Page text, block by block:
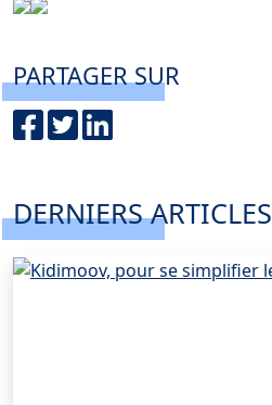
PARTAGER SUR
DERNIERS ARTICLES